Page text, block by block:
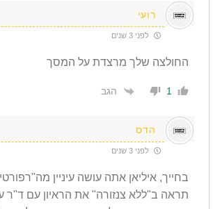
רועי
לפני 3 שנים
החולצה שלך מרצדת על המסך
1 הגב
הדס
לפני 3 שנים
בחייך, איליאן אתה עושה עיניין
תראה ב"ללא צנזורה" את הראיון עם ד"ר